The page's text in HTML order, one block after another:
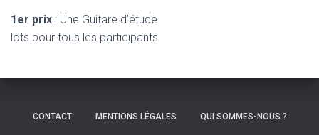
1er prix : Une Guitare d’étude
lots pour tous les participants
CONTACT MENTIONS LÉGALES QUI SOMMES-NOUS ?